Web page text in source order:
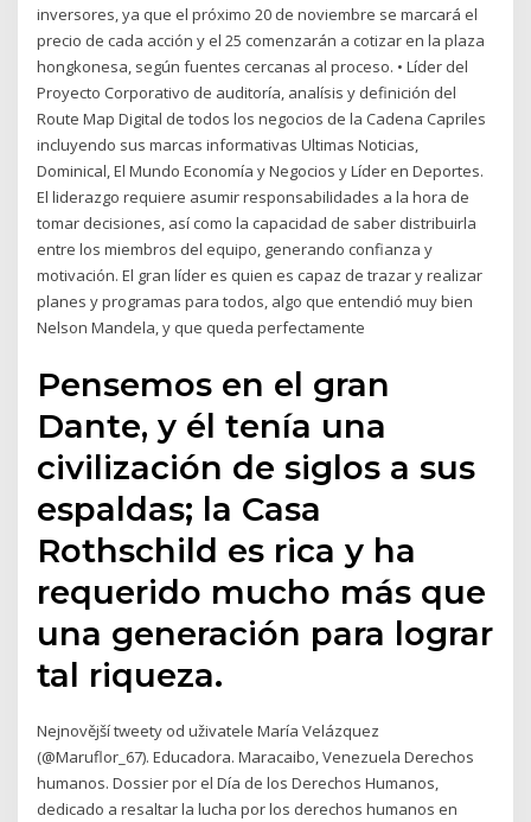
inversores, ya que el próximo 20 de noviembre se marcará el
precio de cada acción y el 25 comenzarán a cotizar en la plaza
hongkonesa, según fuentes cercanas al proceso. • Líder del
Proyecto Corporativo de auditoría, analísis y definición del
Route Map Digital de todos los negocios de la Cadena Capriles
incluyendo sus marcas informativas Ultimas Noticias,
Dominical, El Mundo Economía y Negocios y Líder en Deportes.
El liderazgo requiere asumir responsabilidades a la hora de
tomar decisiones, así como la capacidad de saber distribuirla
entre los miembros del equipo, generando confianza y
motivación. El gran líder es quien es capaz de trazar y realizar
planes y programas para todos, algo que entendió muy bien
Nelson Mandela, y que queda perfectamente
Pensemos en el gran
Dante, y él tenía una
civilización de siglos a sus
espaldas; la Casa
Rothschild es rica y ha
requerido mucho más que
una generación para lograr
tal riqueza.
Nejnovější tweety od uživatele María Velázquez
(@Maruflor_67). Educadora. Maracaibo, Venezuela Derechos
humanos. Dossier por el Día de los Derechos Humanos,
dedicado a resaltar la lucha por los derechos humanos en